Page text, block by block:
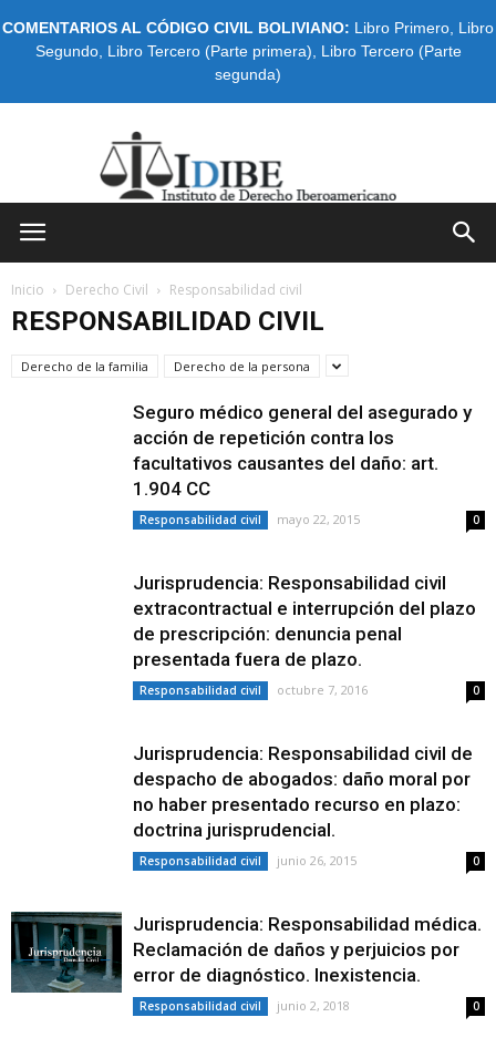
COMENTARIOS AL CÓDIGO CIVIL BOLIVIANO: Libro Primero Libro
Segundo, Libro Tercero (Parte primera)
Libro Tercero (Parte
segunda)
Inicio Derecho Civil Responsabilidad civil
RESPONSABILIDAD CIVIL
Derecho de la familia Derecho de la persona
Seguro médico general del asegurado y
acción de repetición contra los
facultativos causantes del daño: art.
1.904 CC
Responsabilidad civil mayo 22, 2015 0
Jurisprudencia: Responsabilidad civil
extracontractual e interrupción del plazo
de prescripción: denuncia penal
presentada fuera de plazo.
Responsabilidad civil octubre 7, 2016 0
Jurisprudencia: Responsabilidad civil de
despacho de abogados: daño moral por
no haber presentado recurso en plazo:
doctrina jurisprudencial.
Responsabilidad civil junio 26, 2015 0
Jurisprudencia: Responsabilidad médica.
Reclamación de daños y perjuicios por
error de diagnóstico. Inexistencia.
Responsabilidad civil junio 2, 2018 0